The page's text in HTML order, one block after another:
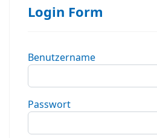
Login Form
Benutzername
Passwort